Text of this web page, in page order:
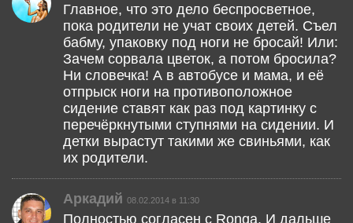
Главное, что это дело беспросветное,
пока родители не учат своих детей. Съел
бабму, упаковку под ноги не бросай! Или:
Зачем сорвала цветок, а потом бросила?
Ни словечка! А в автобусе и мама, и её
отпрыск ноги на противоположное
сидение ставят как раз под картинку с
перечёркнутыми ступнями на сидении. И
детки вырастут такими же свиньями, как
их родители.
Аркадий 08.02.2014 в 11:30
Полностью согласен с Ronga. И дальше